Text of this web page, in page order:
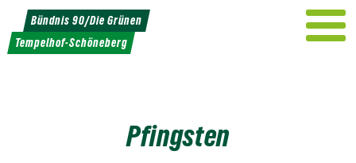
Weiter
zum
Inhalt
Bündnis 90/Die Grünen
Tempelhof-Schöneberg
Pfingsten